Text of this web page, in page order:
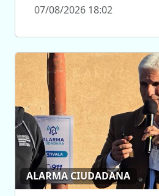
07/08/2026 18:02
ALARMA CIUDADANA